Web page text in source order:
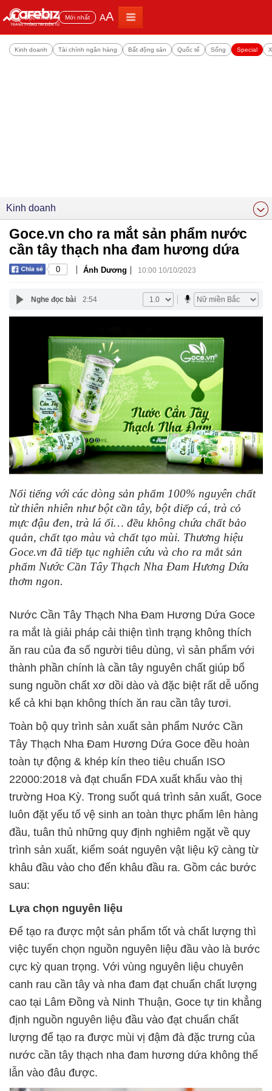
Đọc nhiều Mới nhất AA
Kinh doanh Tài chính ngân hàng Bất động sản Quốc tế Sống Special
Kinh doanh
Goce.vn cho ra mắt sản phẩm nước
cần tây thạch nha đam hương dứa
0 | Ánh Dương | 10:00 10/10/2023
Nghe đọc bài 2:54
Nổi tiếng với các dòng sản phẩm 100% nguyên chất
từ thiên nhiên như bột cần tây, bột diếp cá, trà cỏ
mực đậu đen, trà lá ổi… đều không chứa chất bảo
quản, chất tạo màu và chất tạo mùi. Thương hiệu
Goce.vn đã tiếp tục nghiên cứu và cho ra mắt sản
phẩm Nước Cần Tây Thạch Nha Đam Hương Dứa
thơm ngon.
Nước Cần Tây Thạch Nha Đam Hương Dứa Goce
ra mắt là giải pháp cải thiện tình trạng không thích
ăn rau của đa số người tiêu dùng, vì sản phẩm với
thành phần chính là cần tây nguyên chất giúp bổ
sung nguồn chất xơ dồi dào và đặc biệt rất dễ uống
kể cả khi bạn không thích ăn rau cần tây tươi.
Toàn bộ quy trình sản xuất sản phẩm Nước Cần
Tây Thạch Nha Đam Hương Dứa Goce đều hoàn
toàn tự động & khép kín theo tiêu chuẩn ISO
22000:2018 và đạt chuẩn FDA xuất khẩu vào thị
trường Hoa Kỳ. Trong suốt quá trình sản xuất, Goce
luôn đặt yếu tố vệ sinh an toàn thực phẩm lên hàng
đầu, tuân thủ những quy định nghiêm ngặt về quy
trình sản xuất, kiểm soát nguyên vật liệu kỹ càng từ
khâu đầu vào cho đến khâu đầu ra. Gồm các bước
sau:
Lựa chọn nguyên liệu
Để tạo ra được một sản phẩm tốt và chất lượng thì
việc tuyển chọn nguồn nguyên liệu đầu vào là bước
cực kỳ quan trọng. Với vùng nguyên liệu chuyên
canh rau cần tây và nha đam đạt chuẩn chất lượng
cao tại Lâm Đồng và Ninh Thuận, Goce tự tin khẳng
định nguồn nguyên liệu đầu vào đạt chuẩn chất
lượng để tạo ra được mùi vị đậm đà đặc trưng của
nước cần tây thạch nha đam hương dứa không thể
lẫn vào đâu được.